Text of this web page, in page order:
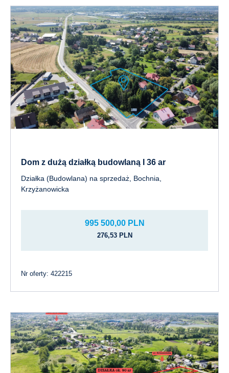
Dom z dużą działką budowlaną I 36 ar
Działka (Budowlana) na sprzedaż, Bochnia,
Krzyżanowicka
995 500,00 PLN
276,53 PLN
Nr oferty: 422215